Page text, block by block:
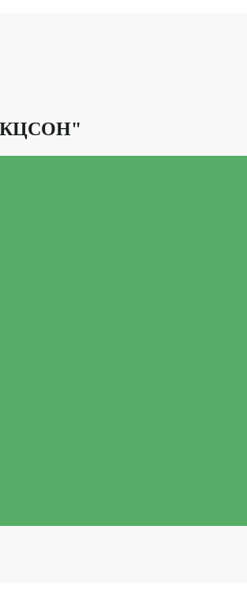
КЦСОН"